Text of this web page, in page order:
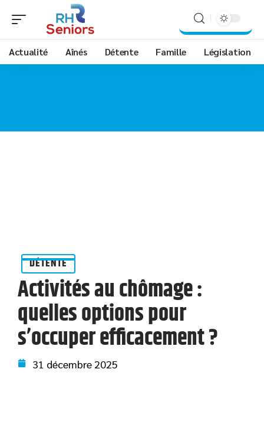
Actualité Aînés Détente Famille Législation
DÉTENTE
Activités au chômage :
quelles options pour
s’occuper efficacement ?
31 décembre 2025